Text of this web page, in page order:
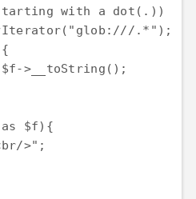
with a dot(.))
.*");
>__toString();
$f){
>";